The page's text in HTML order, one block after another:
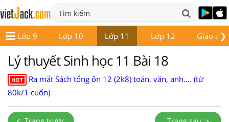
❯
Lớp 9 Lớp 10 Lớp 11 Lớp 12 Giáo án
Lý thuyết Sinh học 11 Bài 18
HOT
Ra mắt Sách tổng ôn 12 (2k8) toán, văn, anh.... (từ
80k/1 cuốn)